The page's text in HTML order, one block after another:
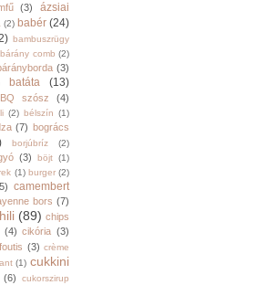
(3)
ázsiai
(2) babér (24)
bambuszrügy
bárány comb (2)
(3)
batáta (13)
szósz
(4)
(2) bélszín (1)
(7) bogrács
borjúbríz
(2)
(3) böjt (1)
(1) burger (2)
camembert
bors (7)
(89) chips
(4) cikória (3)
(3) crème
(1) cukkini
(6)
cukorszirup